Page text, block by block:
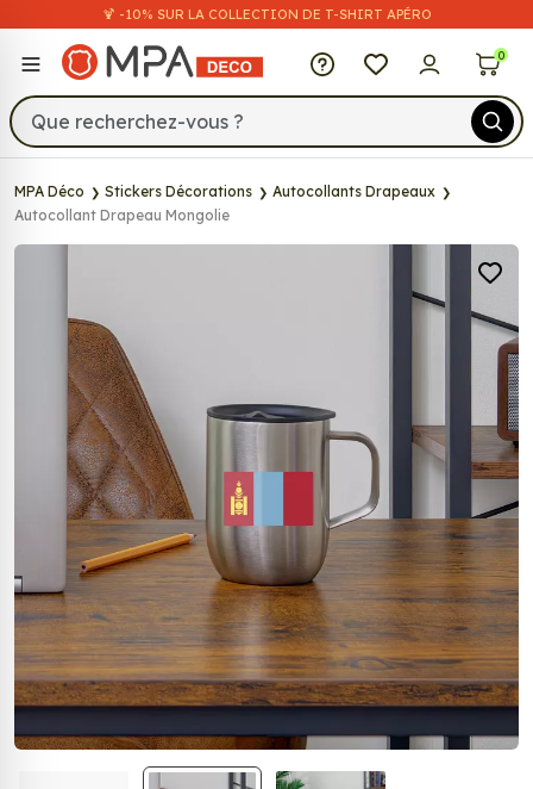
🍹 -10% SUR LA COLLECTION DE T-SHIRT APÉRO
MPA Déco 0
MPA Déco Stickers Décorations
Autocollants Drapeaux
Autocollant Drapeau Mongolie